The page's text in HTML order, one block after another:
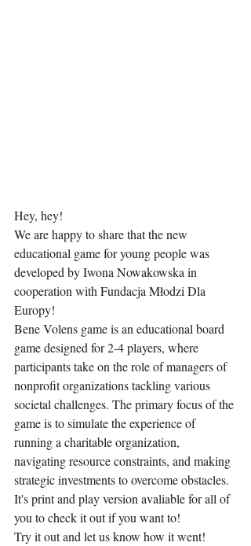
Hey, hey!
We are happy to share that the new
educational game for young people was
developed by Iwona Nowakowska in
cooperation with Fundacja Młodzi Dla
Europy!
Bene Volens game is an educational board
game designed for 2-4 players, where
participants take on the role of managers of
nonprofit organizations tackling various
societal challenges. The primary focus of the
game is to simulate the experience of
running a charitable organization,
navigating resource constraints, and making
strategic investments to overcome obstacles.
It's print and play version avaliable for all of
you to check it out if you want to!
Try it out and let us know how it went!